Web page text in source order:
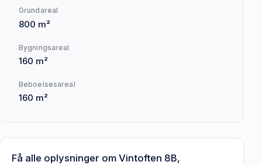
Grundareal
800 m²
Bygningsareal
160 m²
Beboelsesareal
160 m²
Få alle oplysninger om Vintoften 8B,